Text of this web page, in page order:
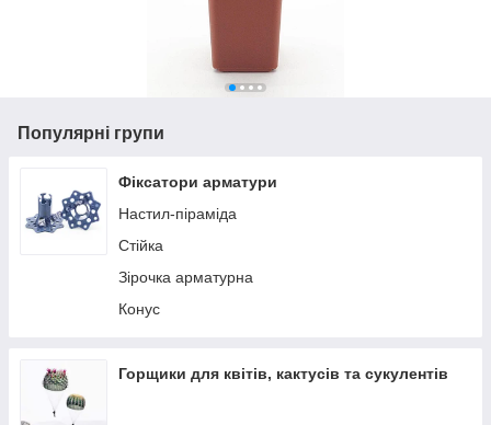
Популярні групи
Фіксатори арматури
Настил-піраміда
Стійка
Зірочка арматурна
Конус
Горщики для квітів, кактусів та сукулентів